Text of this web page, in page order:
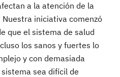
a la atención de la
iniciativa comenzó
que el sistema de salud
los sanos y fuertes lo
y con demasiada
sea difícil de